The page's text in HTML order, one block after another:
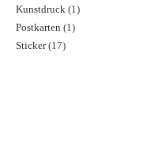
Kunstdruck 11
Postkarten 11
Sticker 1717